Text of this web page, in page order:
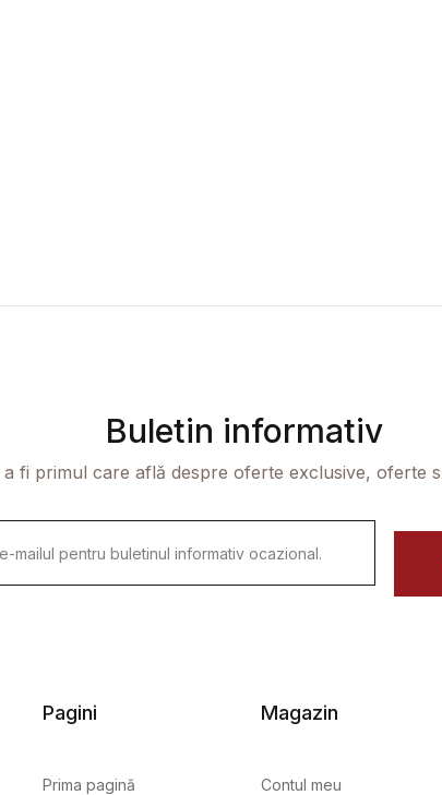
Buletin informativ
fi primul care află despre oferte exclusive, oferte
Pagini
Prima pagină
Magazin
Contul meu